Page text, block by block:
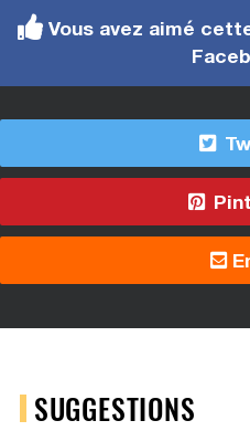
Vous avez aimé
SUGGESTIONS